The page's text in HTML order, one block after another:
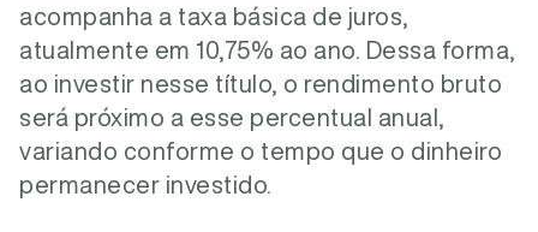
acompanha a taxa básica de juros,
atualmente em 10,75% ao ano. Dessa forma,
ao investir nesse título, o rendimento bruto
será próximo a esse percentual anual,
variando conforme o tempo que o dinheiro
permanecer investido.